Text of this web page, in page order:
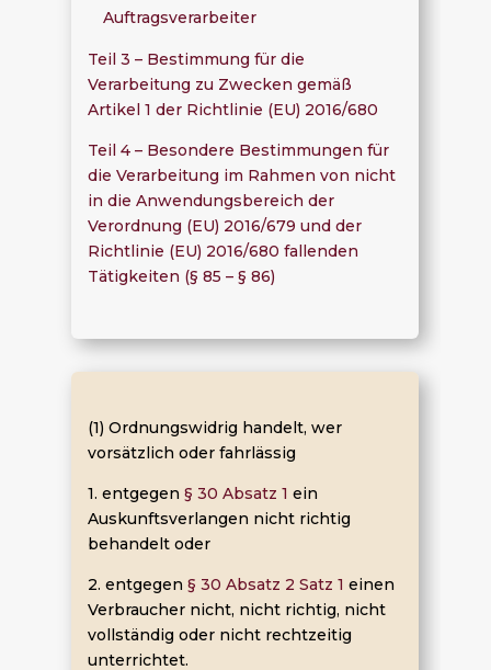
Auftragsverarbeiter
Teil 3 – Bestimmung für die
Verarbeitung zu Zwecken gemäß
Artikel 1 der Richtlinie (EU) 2016/680
Teil 4 – Besondere Bestimmungen für
die Verarbeitung im Rahmen von nicht
in die Anwendungsbereich der
Verordnung (EU) 2016/679 und der
Richtlinie (EU) 2016/680 fallenden
Tätigkeiten (§ 85 – § 86)
(1) Ordnungswidrig handelt, wer
vorsätzlich oder fahrlässig
1. entgegen § 30 Absatz 1 ein
Auskunftsverlangen nicht richtig
behandelt oder
2. entgegen § 30 Absatz 2 Satz 1 einen
Verbraucher nicht, nicht richtig, nicht
vollständig oder nicht rechtzeitig
unterrichtet.